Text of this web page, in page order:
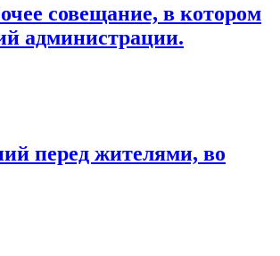
совещание, в котором
администрации.
перед жителями, во